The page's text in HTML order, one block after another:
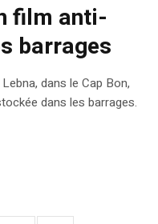
film anti-
barrages
dans le Cap Bon,
dans les barrages.